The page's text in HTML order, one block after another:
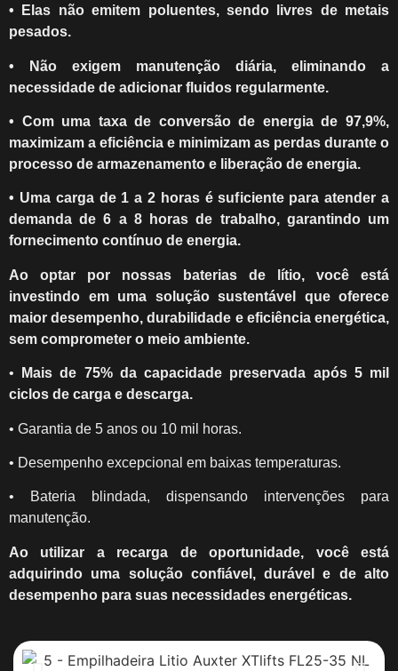
• Elas não emitem poluentes, sendo livres de metais
pesados.
• Não exigem manutenção diária, eliminando a
necessidade de adicionar fluidos regularmente.
• Com uma taxa de conversão de energia de 97,9%,
maximizam a eficiência e minimizam as perdas durante o
processo de armazenamento e liberação de energia.
• Uma carga de 1 a 2 horas é suficiente para atender a
demanda de 6 a 8 horas de trabalho, garantindo um
fornecimento contínuo de energia.
Ao optar por nossas baterias de lítio, você está
investindo em uma solução sustentável que oferece
maior desempenho, durabilidade e eficiência energética,
sem comprometer o meio ambiente.
• Mais de 75% da capacidade preservada após 5 mil
ciclos de carga e descarga.
• Garantia de 5 anos ou 10 mil horas.
• Desempenho excepcional em baixas temperaturas.
• Bateria blindada, dispensando intervenções para
manutenção.
Ao utilizar a recarga de oportunidade, você está
adquirindo uma solução confiável, durável e de alto
desempenho para suas necessidades energéticas.